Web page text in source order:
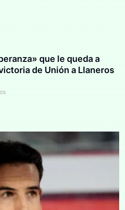
que le queda a
de Unión a Llaneros